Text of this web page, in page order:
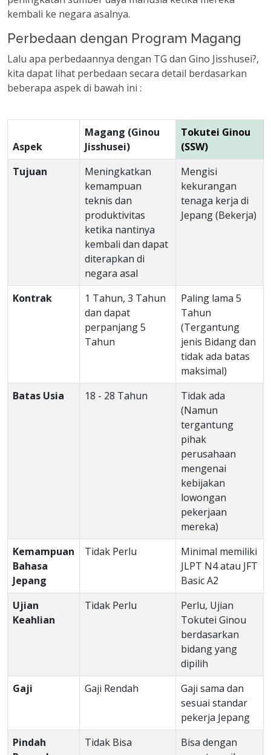
kembali ke negara asalnya.
Perbedaan dengan Program Magang
Lalu apa perbedaannya dengan TG dan Gino Jisshusei?,
kita dapat lihat perbedaan secara detail berdasarkan
beberapa aspek di bawah ini :
Aspek
Magang (Ginou
Jisshusei)
Tokutei Ginou
(SSW)
Tujuan
Meningkatkan
kemampuan
teknis dan
produktivitas
ketika nantinya
kembali dan dapat
diterapkan di
negara asal
Mengisi
kekurangan
tenaga kerja di
Jepang (Bekerja)
Kontrak
1 Tahun, 3 Tahun
dan dapat
perpanjang 5
Tahun
Paling lama 5
Tahun
(Tergantung
jenis Bidang dan
tidak ada batas
maksimal)
Batas Usia
18 - 28 Tahun
Tidak ada
(Namun
tergantung
pihak
perusahaan
mengenai
kebijakan
lowongan
pekerjaan
mereka)
Kemampuan
Bahasa
Jepang
Tidak Perlu
Minimal memiliki
JLPT N4 atau JFT
Basic A2
Ujian
Keahlian
Tidak Perlu
Perlu, Ujian
Tokutei Ginou
berdasarkan
bidang yang
dipilih
Gaji
Gaji Rendah
Gaji sama dan
sesuai standar
pekerja Jepang
Pindah
Tidak Bisa
Bisa dengan